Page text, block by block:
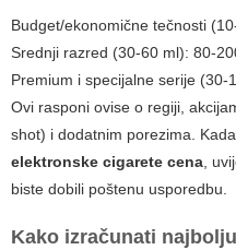
Budget/ekonomične tečnosti
Srednji razred (30-60 ml): 80-
Premium i specijalne serije (30-
Ovi rasponi ovise o regiji,
shot) i dodatnim porezima.
elektronske cigarete cena,
biste dobili poštenu usporedbu.
Kako izračunati